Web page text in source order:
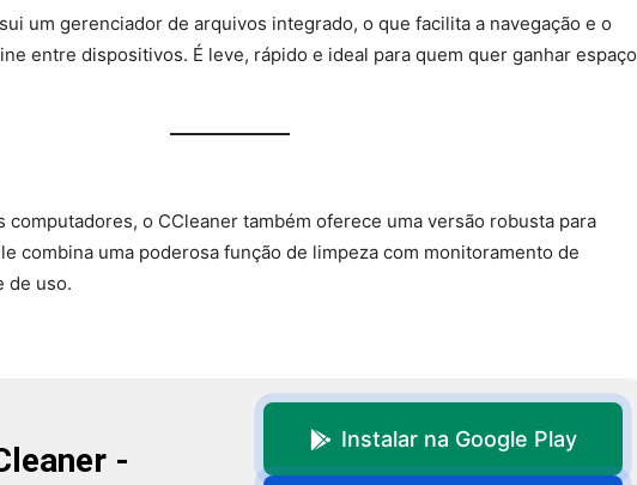
um gerenciador de arquivos integrado, o que facilita a navegação e o
entre dispositivos. É leve, rápido e ideal para quem quer ganhar espaço
computadores, o CCleaner também oferece uma versão robusta para
combina uma poderosa função de limpeza com monitoramento de
de uso.
-
Instalar na Google Play